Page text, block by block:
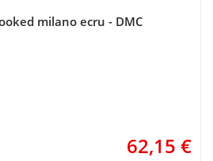
milano ecru - DMC
62,15 €